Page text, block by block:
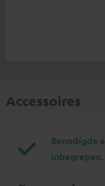
Accessoires
Benodigde
inbegrepen.